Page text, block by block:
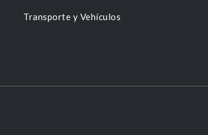
Transporte y Vehículos